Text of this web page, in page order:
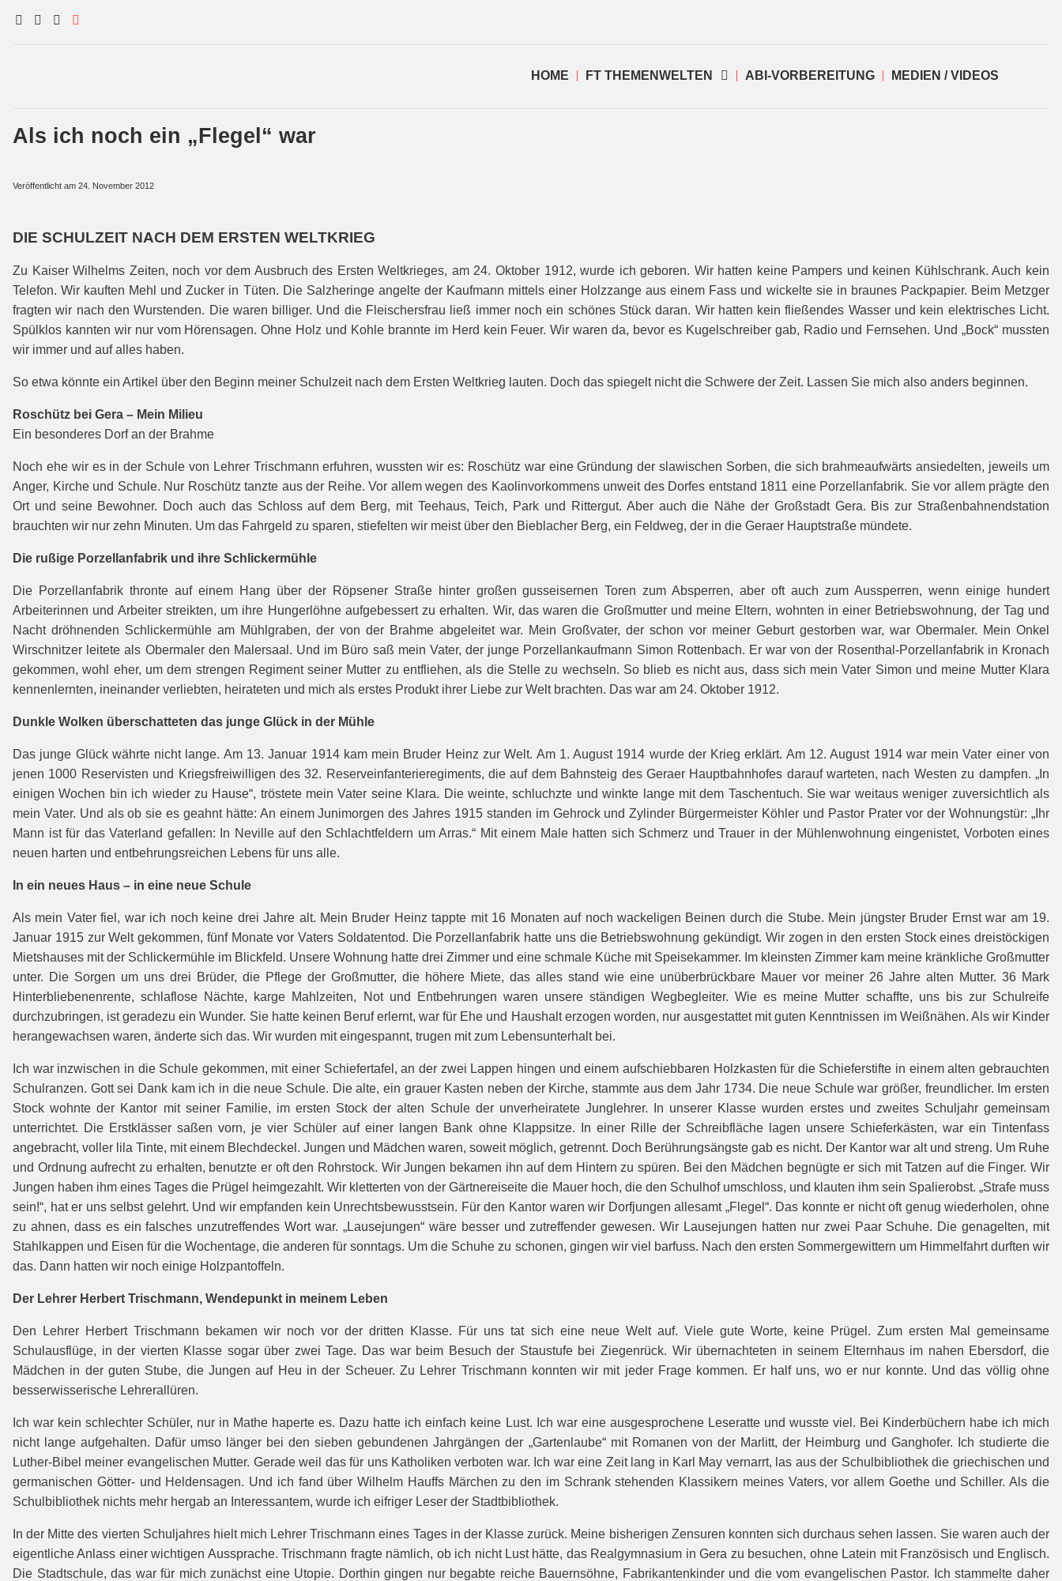
HOME FT THEMENWELTEN ABI-VORBEREITUNG MEDIEN / VIDEOS
Als ich noch ein „Flegel“ war
Veröffentlicht am 24. November 2012
DIE SCHULZEIT NACH DEM ERSTEN WELTKRIEG
Zu Kaiser Wilhelms Zeiten, noch vor dem Ausbruch des Ersten Weltkrieges, am 24. Oktober 1912, wurde ich geboren. Wir hatten keine Pampers und keinen Kühlschrank. Auch kein
Telefon. Wir kauften Mehl und Zucker in Tüten. Die Salzheringe angelte der Kaufmann mittels einer Holzzange aus einem Fass und wickelte sie in braunes Packpapier. Beim Metzger
fragten wir nach den Wurstenden. Die waren billiger. Und die Fleischersfrau ließ immer noch ein schönes Stück daran. Wir hatten kein fließendes Wasser und kein elektrisches Licht.
Spülklos kannten wir nur vom Hörensagen. Ohne Holz und Kohle brannte im Herd kein Feuer. Wir waren da, bevor es Kugelschreiber gab, Radio und Fernsehen. Und „Bock“ mussten
wir immer und auf alles haben.
So etwa könnte ein Artikel über den Beginn meiner Schulzeit nach dem Ersten Weltkrieg lauten. Doch das spiegelt nicht die Schwere der Zeit. Lassen Sie mich also anders beginnen.
Roschütz bei Gera – Mein Milieu
Ein besonderes Dorf an der Brahme
Noch ehe wir es in der Schule von Lehrer Trischmann erfuhren, wussten wir es: Roschütz war eine Gründung der slawischen Sorben, die sich brahmeaufwärts ansiedelten, jeweils um
Anger, Kirche und Schule. Nur Roschütz tanzte aus der Reihe. Vor allem wegen des Kaolinvorkommens unweit des Dorfes entstand 1811 eine Porzellanfabrik. Sie vor allem prägte den
Ort und seine Bewohner. Doch auch das Schloss auf dem Berg, mit Teehaus, Teich, Park und Rittergut. Aber auch die Nähe der Großstadt Gera. Bis zur Straßenbahnendstation
brauchten wir nur zehn Minuten. Um das Fahrgeld zu sparen, stiefelten wir meist über den Bieblacher Berg, ein Feldweg, der in die Geraer Hauptstraße mündete.
Die rußige Porzellanfabrik und ihre Schlickermühle
Die Porzellanfabrik thronte auf einem Hang über der Röpsener Straße hinter großen gusseisernen Toren zum Absperren, aber oft auch zum Aussperren, wenn einige hundert
Arbeiterinnen und Arbeiter streikten, um ihre Hungerlöhne aufgebessert zu erhalten. Wir, das waren die Großmutter und meine Eltern, wohnten in einer Betriebswohnung, der Tag und
Nacht dröhnenden Schlickermühle am Mühlgraben, der von der Brahme abgeleitet war. Mein Großvater, der schon vor meiner Geburt gestorben war, war Obermaler. Mein Onkel
Wirschnitzer leitete als Obermaler den Malersaal. Und im Büro saß mein Vater, der junge Porzellankaufmann Simon Rottenbach. Er war von der Rosenthal-Porzellanfabrik in Kronach
gekommen, wohl eher, um dem strengen Regiment seiner Mutter zu entfliehen, als die Stelle zu wechseln. So blieb es nicht aus, dass sich mein Vater Simon und meine Mutter Klara
kennenlernten, ineinander verliebten, heirateten und mich als erstes Produkt ihrer Liebe zur Welt brachten. Das war am 24. Oktober 1912.
Dunkle Wolken überschatteten das junge Glück in der Mühle
Das junge Glück währte nicht lange. Am 13. Januar 1914 kam mein Bruder Heinz zur Welt. Am 1. August 1914 wurde der Krieg erklärt. Am 12. August 1914 war mein Vater einer von
jenen 1000 Reservisten und Kriegsfreiwilligen des 32. Reserveinfanterieregiments, die auf dem Bahnsteig des Geraer Hauptbahnhofes darauf warteten, nach Westen zu dampfen. „In
einigen Wochen bin ich wieder zu Hause“, tröstete mein Vater seine Klara. Die weinte, schluchzte und winkte lange mit dem Taschentuch. Sie war weitaus weniger zuversichtlich als
mein Vater. Und als ob sie es geahnt hätte: An einem Junimorgen des Jahres 1915 standen im Gehrock und Zylinder Bürgermeister Köhler und Pastor Prater vor der Wohnungstür: „Ihr
Mann ist für das Vaterland gefallen: In Neville auf den Schlachtfeldern um Arras.“ Mit einem Male hatten sich Schmerz und Trauer in der Mühlenwohnung eingenistet, Vorboten eines
neuen harten und entbehrungsreichen Lebens für uns alle.
In ein neues Haus – in eine neue Schule
Als mein Vater fiel, war ich noch keine drei Jahre alt. Mein Bruder Heinz tappte mit 16 Monaten auf noch wackeligen Beinen durch die Stube. Mein jüngster Bruder Ernst war am 19.
Januar 1915 zur Welt gekommen, fünf Monate vor Vaters Soldatentod. Die Porzellanfabrik hatte uns die Betriebswohnung gekündigt. Wir zogen in den ersten Stock eines dreistöckigen
Mietshauses mit der Schlickermühle im Blickfeld. Unsere Wohnung hatte drei Zimmer und eine schmale Küche mit Speisekammer. Im kleinsten Zimmer kam meine kränkliche Großmutter
unter. Die Sorgen um uns drei Brüder, die Pflege der Großmutter, die höhere Miete, das alles stand wie eine unüberbrückbare Mauer vor meiner 26 Jahre alten Mutter. 36 Mark
Hinterbliebenenrente, schlaflose Nächte, karge Mahlzeiten, Not und Entbehrungen waren unsere ständigen Wegbegleiter. Wie es meine Mutter schaffte, uns bis zur Schulreife
durchzubringen, ist geradezu ein Wunder. Sie hatte keinen Beruf erlernt, war für Ehe und Haushalt erzogen worden, nur ausgestattet mit guten Kenntnissen im Weißnähen. Als wir Kinder
herangewachsen waren, änderte sich das. Wir wurden mit eingespannt, trugen mit zum Lebensunterhalt bei.
Ich war inzwischen in die Schule gekommen, mit einer Schiefertafel, an der zwei Lappen hingen und einem aufschiebbaren Holzkasten für die Schieferstifte in einem alten gebrauchten
Schulranzen. Gott sei Dank kam ich in die neue Schule. Die alte, ein grauer Kasten neben der Kirche, stammte aus dem Jahr 1734. Die neue Schule war größer, freundlicher. Im ersten
Stock wohnte der Kantor mit seiner Familie, im ersten Stock der alten Schule der unverheiratete Junglehrer. In unserer Klasse wurden erstes und zweites Schuljahr gemeinsam
unterrichtet. Die Erstklässer saßen vorn, je vier Schüler auf einer langen Bank ohne Klappsitze. In einer Rille der Schreibfläche lagen unsere Schieferkästen, war ein Tintenfass
angebracht, voller lila Tinte, mit einem Blechdeckel. Jungen und Mädchen waren, soweit möglich, getrennt. Doch Berührungsängste gab es nicht. Der Kantor war alt und streng. Um Ruhe
und Ordnung aufrecht zu erhalten, benutzte er oft den Rohrstock. Wir Jungen bekamen ihn auf dem Hintern zu spüren. Bei den Mädchen begnügte er sich mit Tatzen auf die Finger. Wir
Jungen haben ihm eines Tages die Prügel heimgezahlt. Wir kletterten von der Gärtnereiseite die Mauer hoch, die den Schulhof umschloss, und klauten ihm sein Spalierobst. „Strafe muss
sein!“, hat er uns selbst gelehrt. Und wir empfanden kein Unrechtsbewusstsein. Für den Kantor waren wir Dorfjungen allesamt „Flegel“. Das konnte er nicht oft genug wiederholen, ohne
zu ahnen, dass es ein falsches unzutreffendes Wort war. „Lausejungen“ wäre besser und zutreffender gewesen. Wir Lausejungen hatten nur zwei Paar Schuhe. Die genagelten, mit
Stahlkappen und Eisen für die Wochentage, die anderen für sonntags. Um die Schuhe zu schonen, gingen wir viel barfuss. Nach den ersten Sommergewittern um Himmelfahrt durften wir
das. Dann hatten wir noch einige Holzpantoffeln.
Der Lehrer Herbert Trischmann, Wendepunkt in meinem Leben
Den Lehrer Herbert Trischmann bekamen wir noch vor der dritten Klasse. Für uns tat sich eine neue Welt auf. Viele gute Worte, keine Prügel. Zum ersten Mal gemeinsame
Schulausflüge, in der vierten Klasse sogar über zwei Tage. Das war beim Besuch der Staustufe bei Ziegenrück. Wir übernachteten in seinem Elternhaus im nahen Ebersdorf, die
Mädchen in der guten Stube, die Jungen auf Heu in der Scheuer. Zu Lehrer Trischmann konnten wir mit jeder Frage kommen. Er half uns, wo er nur konnte. Und das völlig ohne
besserwisserische Lehrerallüren.
Ich war kein schlechter Schüler, nur in Mathe haperte es. Dazu hatte ich einfach keine Lust. Ich war eine ausgesprochene Leseratte und wusste viel. Bei Kinderbüchern habe ich mich
nicht lange aufgehalten. Dafür umso länger bei den sieben gebundenen Jahrgängen der „Gartenlaube“ mit Romanen von der Marlitt, der Heimburg und Ganghofer. Ich studierte die
Luther-Bibel meiner evangelischen Mutter. Gerade weil das für uns Katholiken verboten war. Ich war eine Zeit lang in Karl May vernarrt, las aus der Schulbibliothek die griechischen und
germanischen Götter- und Heldensagen. Und ich fand über Wilhelm Hauffs Märchen zu den im Schrank stehenden Klassikern meines Vaters, vor allem Goethe und Schiller. Als die
Schulbibliothek nichts mehr hergab an Interessantem, wurde ich eifriger Leser der Stadtbibliothek.
In der Mitte des vierten Schuljahres hielt mich Lehrer Trischmann eines Tages in der Klasse zurück. Meine bisherigen Zensuren konnten sich durchaus sehen lassen. Sie waren auch der
eigentliche Anlass einer wichtigen Aussprache. Trischmann fragte nämlich, ob ich nicht Lust hätte, das Realgymnasium in Gera zu besuchen, ohne Latein mit Französisch und Englisch.
Die Stadtschule, das war für mich zunächst eine Utopie. Dorthin gingen nur begabte reiche Bauernsöhne, Fabrikantenkinder und die vom evangelischen Pastor. Ich stammelte daher